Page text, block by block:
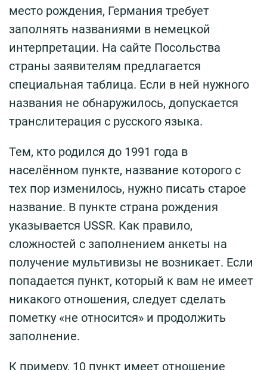
место рождения, Германия требует
заполнять названиями в немецкой
интерпретации. На сайте Посольства
страны заявителям предлагается
специальная таблица. Если в ней нужного
названия не обнаружилось, допускается
транслитерация с русского языка.
Тем, кто родился до 1991 года в
населённом пункте, название которого с
тех пор изменилось, нужно писать старое
название. В пункте страна рождения
указывается USSR. Как правило,
сложностей с заполнением анкеты на
получение мультивизы не возникает. Если
попадается пункт, который к вам не имеет
никакого отношения, следует сделать
пометку «не относится» и продолжить
заполнение.
К примеру, 10 пункт имеет отношение